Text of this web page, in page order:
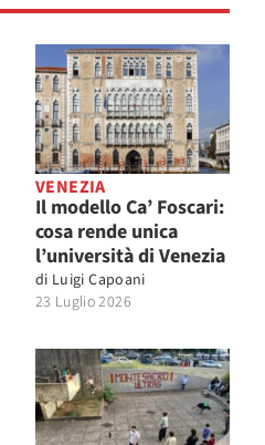
VENEZIA
Il modello Ca’ Foscari:
cosa rende unica
l’università di Venezia
di Luigi Capoani
23 Luglio 2026